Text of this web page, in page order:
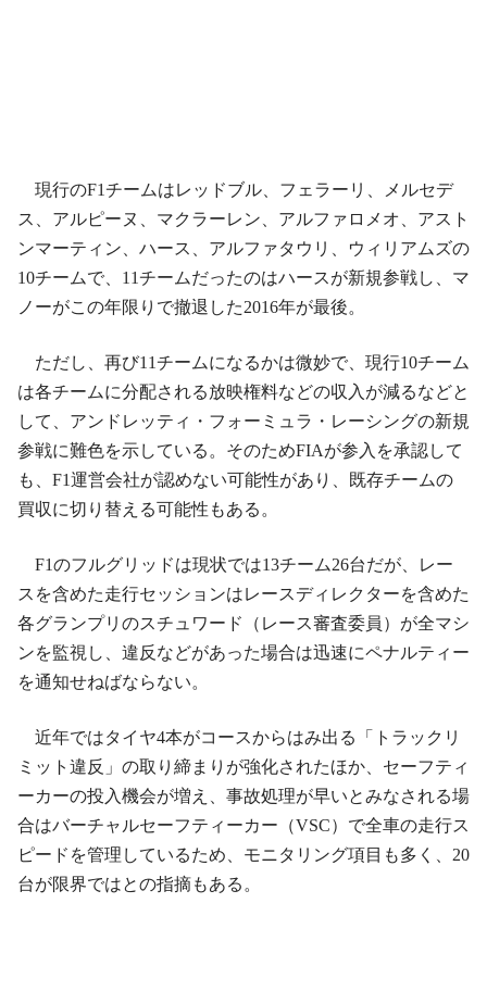
現行のF1チームはレッドブル、フェラーリ、メルセデ
ス、アルピーヌ、マクラーレン、アルファロメオ、アスト
ンマーティン、ハース、アルファタウリ、ウィリアムズの
10チームで、11チームだったのはハースが新規参戦し、マ
ノーがこの年限りで撤退した2016年が最後。
ただし、再び11チームになるかは微妙で、現行10チーム
は各チームに分配される放映権料などの収入が減るなどと
して、アンドレッティ・フォーミュラ・レーシングの新規
参戦に難色を示している。そのためFIAが参入を承認して
も、F1運営会社が認めない可能性があり、既存チームの
買収に切り替える可能性もある。
F1のフルグリッドは現状では13チーム26台だが、レー
スを含めた走行セッションはレースディレクターを含めた
各グランプリのスチュワード（レース審査委員）が全マシ
ンを監視し、違反などがあった場合は迅速にペナルティー
を通知せねばならない。
近年ではタイヤ4本がコースからはみ出る「トラックリ
ミット違反」の取り締まりが強化されたほか、セーフティ
ーカーの投入機会が増え、事故処理が早いとみなされる場
合はバーチャルセーフティーカー（VSC）で全車の走行ス
ピードを管理しているため、モニタリング項目も多く、20
台が限界ではとの指摘もある。